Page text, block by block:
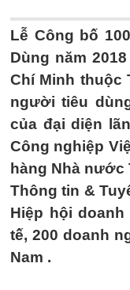
Lễ Công bố
Dùng năm
Chí Minh thuộc
người tiêu
của đại diện
Công nghiệp
hàng Nhà nước
Thông tin &
Hiệp hội
tế, 200 doanh
Nam .